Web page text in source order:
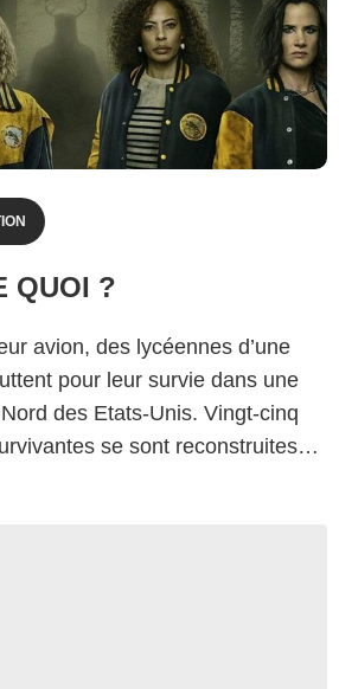
QUOI ?
avion, des lycéennes d’une
pour leur survie dans une
des Etats-Unis. Vingt-cinq
se sont reconstruites…